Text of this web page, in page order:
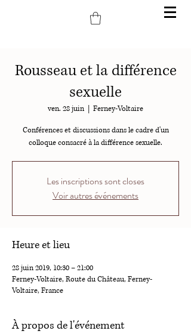
Rousseau et la différence
sexuelle
ven. 28 juin Ferney-Voltaire
Conférences et discussions dans le cadre d'un
colloque consacré à la différence sexuelle.
Les inscriptions sont closes
Voir autres événements
Heure et lieu
28 juin 2019, 10:30 – 21:00
Ferney-Voltaire, Route du Château, Ferney-
Voltaire, France
À propos de l'événement